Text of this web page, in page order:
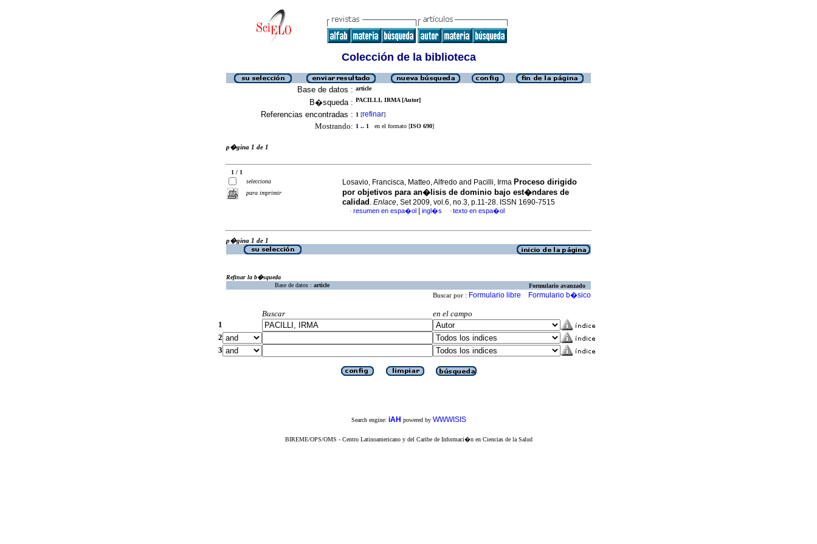
Colección de la biblioteca
Base de datos : article
B�squeda : PACILLI, IRMA [Autor]
Referencias encontradas : 1 [refinar]
Mostrando: 1 .. 1 en el formato [ISO 690]
p�gina 1 de 1
1 / 1
selecciona
para imprimir
Losavio, Francisca, Matteo, Alfredo and Pacilli, Irma Proceso dirigido
por objetivos para an�lisis de dominio bajo est�ndares de
calidad . Enlace, Set 2009, vol.6, no.3, p.11-28. ISSN 1690-7515
· resumen en espa�ol ingl�s · texto en espa�ol
p�gina 1 de 1
Refinar la b�squeda
Base de datos : article Formulario avanzado
Buscar por : Formulario libre Formulario b�sico
Buscar
en el campo
1
2
3
Search engine: iAH powered by WWWISIS
BIREME/OPS/OMS - Centro Latinoamericano y del Caribe de Informaci�n en Ciencias de la Salud